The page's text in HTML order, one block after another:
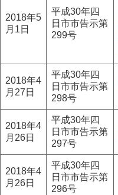
2018年5
月1日
平成30年四
日市市告示第
299号
2018年4
月27日
平成30年四
日市市告示第
298号
2018年4
月26日
平成30年四
日市市告示第
297号
2018年4
月26日
平成30年四
日市市告示第
296号